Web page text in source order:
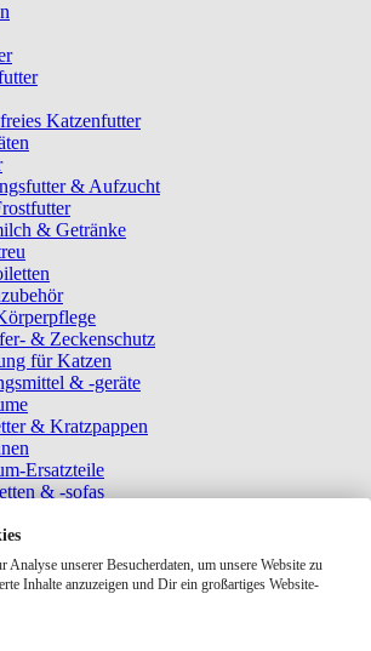
Katzenfutter
& Aufzucht
& Getränke
& Zeckenschutz
für Katzen
& -geräte
& Kratzpappen
Ersatzteile
& -sofas
& Fensterliegeplätze
& -matten
& Catnipspielzeug
unserer Besucherdaten, um unsere Website zu
Inhalte anzuzeigen und Dir ein großartiges Website-